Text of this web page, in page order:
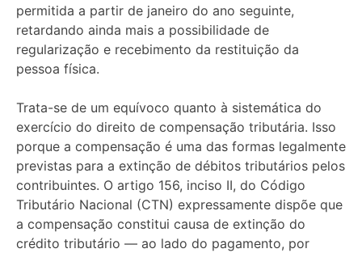
permitida a partir de janeiro do ano seguinte,
retardando ainda mais a possibilidade de
regularização e recebimento da restituição da
pessoa física.
Trata-se de um equívoco quanto à sistemática do
exercício do direito de compensação tributária. Isso
porque a compensação é uma das formas legalmente
previstas para a extinção de débitos tributários pelos
contribuintes. O artigo 156, inciso II, do Código
Tributário Nacional (CTN) expressamente dispõe que
a compensação constitui causa de extinção do
crédito tributário — ao lado do pagamento, por